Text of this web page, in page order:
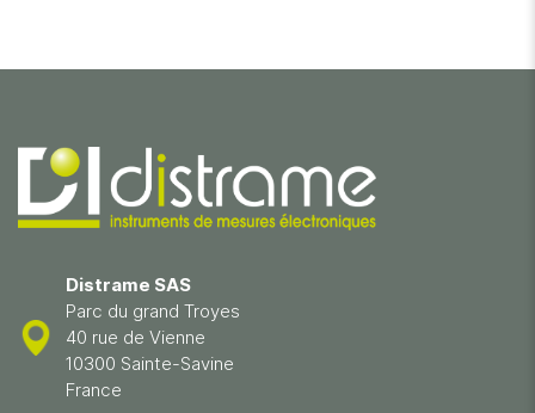
Distrame SAS
Parc du grand Troyes
40 rue de Vienne
10300 Sainte-Savine
France